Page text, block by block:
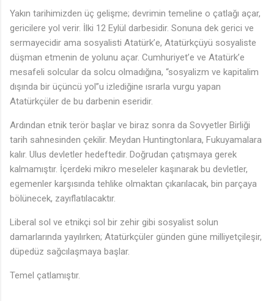
Yakın tarihimizden üç gelişme; devrimin temeline o çatlağı açar,
gericilere yol verir. İlki 12 Eylül darbesidir. Sonuna dek gerici ve
sermayecidir ama sosyalisti Atatürk’e, Atatürkçüyü sosyaliste
düşman etmenin de yolunu açar. Cumhuriyet’e ve Atatürk’e
mesafeli solcular da solcu olmadığına, “sosyalizm ve kapitalim
dışında bir üçüncü yol”u izlediğine ısrarla vurgu yapan
Atatürkçüler de bu darbenin eseridir.
Ardından etnik terör başlar ve biraz sonra da Sovyetler Birliği
tarih sahnesinden çekilir. Meydan Huntingtonlara, Fukuyamalara
kalır. Ulus devletler hedeftedir. Doğrudan çatışmaya gerek
kalmamıştır. İçerdeki mikro meseleler kaşınarak bu devletler,
egemenler karşısında tehlike olmaktan çıkarılacak, bin parçaya
bölünecek, zayıflatılacaktır.
Liberal sol ve etnikçi sol bir zehir gibi sosyalist solun
damarlarında yayılırken; Atatürkçüler günden güne milliyetçileşir,
düpedüz sağcılaşmaya başlar.
Temel çatlamıştır.